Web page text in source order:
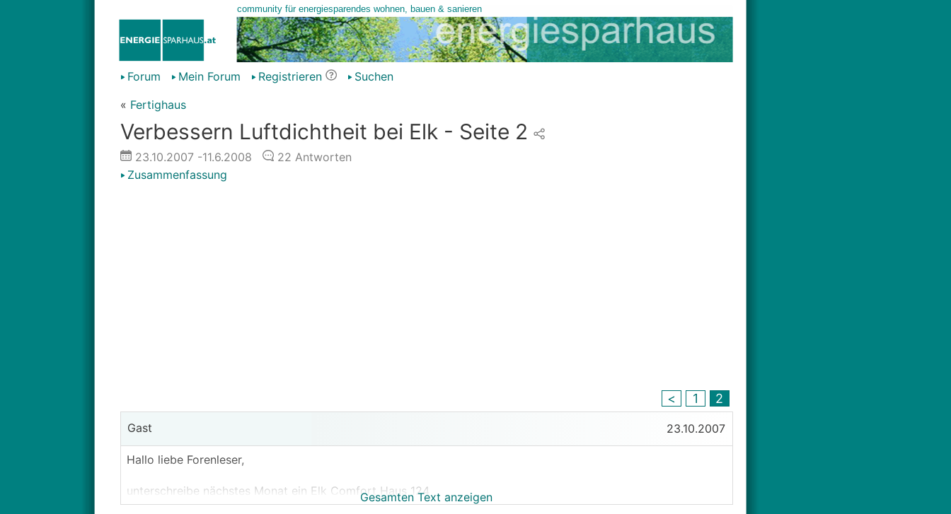
Forum Mein Forum Registrieren
Suchen
« Fertighaus
Verbessern Luftdichtheit bei Elk - Seite 2
23.10.2007 -11.6.2008 22 Antworten
Zusammenfassung
< 1 2
Gast 23.10.2007
Hallo liebe Forenleser,
unterschreibe nächstes Monat ein Elk Comfort Haus 124
mir 0,8er Fenster und erhöhter Dämmung der wand auf u wert 0,13 , decke und dach 0,11
Gesamten Text anzeigen